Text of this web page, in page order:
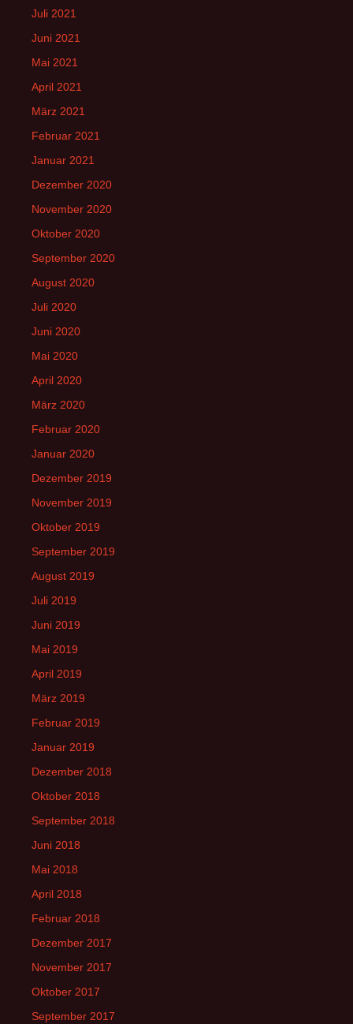
Juli 2021
Juni 2021
Mai 2021
April 2021
März 2021
Februar 2021
Januar 2021
Dezember 2020
November 2020
Oktober 2020
September 2020
August 2020
Juli 2020
Juni 2020
Mai 2020
April 2020
März 2020
Februar 2020
Januar 2020
Dezember 2019
November 2019
Oktober 2019
September 2019
August 2019
Juli 2019
Juni 2019
Mai 2019
April 2019
März 2019
Februar 2019
Januar 2019
Dezember 2018
Oktober 2018
September 2018
Juni 2018
Mai 2018
April 2018
Februar 2018
Dezember 2017
November 2017
Oktober 2017
September 2017